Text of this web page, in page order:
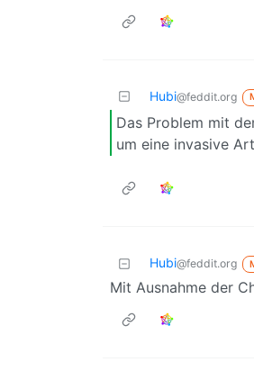
Hubi@feddit.org
Das Problem mit
um eine invasive
Hubi@feddit.org
Mit Ausnahme der